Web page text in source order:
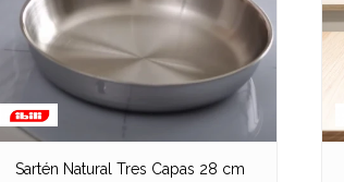
Sartén Natural Tres Capas 28 cm